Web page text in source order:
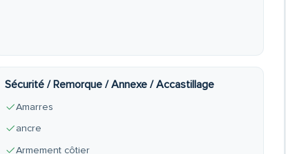
Sécurité / Remorque / Annexe / Accastillage
Amarres
ancre
Armement côtier